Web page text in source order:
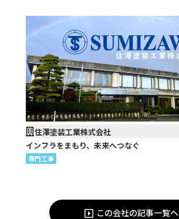
住澤塗装工業株式会社
インフラをまもり、未来へつなぐ
専門工事
この会社の記事一覧へ